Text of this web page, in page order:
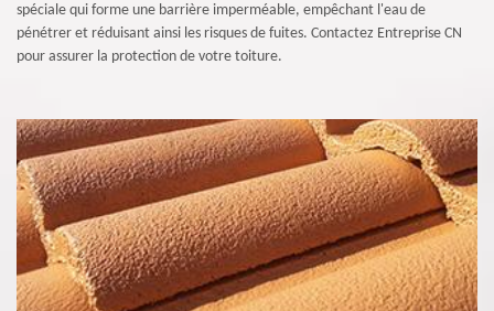
spéciale qui forme une barrière imperméable, empêchant l'eau de
pénétrer et réduisant ainsi les risques de fuites. Contactez Entreprise CN
pour assurer la protection de votre toiture.